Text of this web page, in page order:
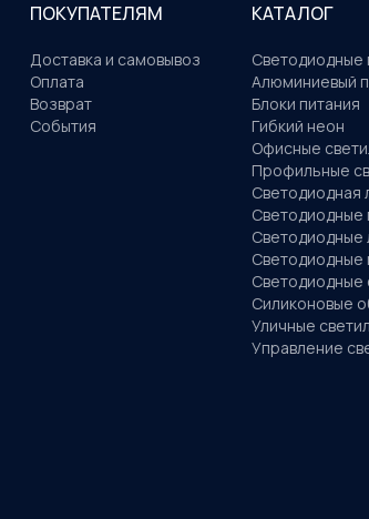
ПОКУПАТЕЛЯМ
Доставка и самовывоз
Оплата
Возврат
События
КАТАЛОГ
Алюминиевый
Блоки питания
Гибкий неон
Офисные
Профильные
Светодиодная
Светодиодные
Светодиодные
Светодиодные
Светодиодные
Силиконовые
Уличные
Управление